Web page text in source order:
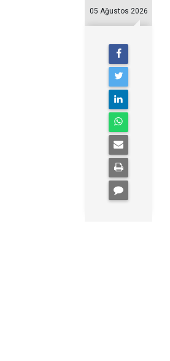
05 Ağustos 2026